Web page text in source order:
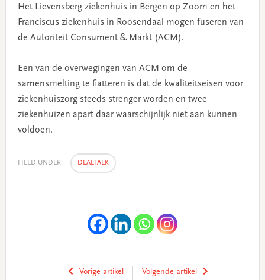
Het Lievensberg ziekenhuis in Bergen op Zoom en het
Franciscus ziekenhuis in Roosendaal mogen fuseren van
de Autoriteit Consument & Markt (ACM).
Een van de overwegingen van ACM om de
samensmelting te fiatteren is dat de kwaliteitseisen voor
ziekenhuiszorg steeds strenger worden en twee
ziekenhuizen apart daar waarschijnlijk niet aan kunnen
voldoen.
FILED UNDER: DEALTALK
Vorige artikel
Volgende artikel